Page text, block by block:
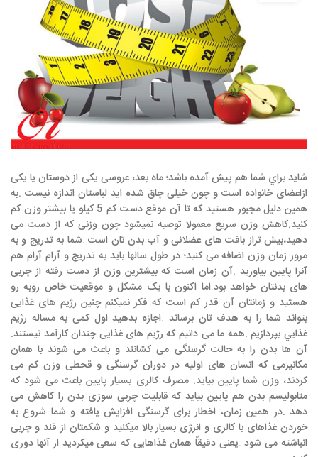
شايد براي شما هم پيش آمده باشد؛ ماه بعد، عروسی یکی از دوستان يا یکی
ازاعضای خانواده است و چون خیلی چاق شده اید لباستان اندازه نيست .به
همین دلیل مجبور هستید که تا آن موقع دست كم5کیلو یا بیشتر وزن کم
کنید.کاهش وزن سریع معمولا توصیه نمیشود چون وزنی که از دست می
دهید،بيش تراز بافت های عضلانی و آب بدن تان است.شما به تدریج و به
مرور زمان وزن اضافه می کنید؛ در طول سالها باید به تدریج و آرام آرام هم
آنرا پایین بیاورید.آن زمان است که بیشترین وزن از دست رفته از چربی
های بدنتان خواهد بود.اما اكنون با یک مشکل و موقعیت خاص روبه رو
هستید و زمانتان آن قدر کم است که فکر نمیکنم چنین رژیم های غذایی
بتواند شما را به هدف تان برساند .اجازه بدهید اول کمی به مساله رژیم
غذايي بپردازیم.همه ما می دانیم که رژیم های غذایی چندان کارآمد نیستند.
آن ها بدن را به حالت گرسنگی می کشانند و باعث می شوند با همان
مکانیزمی که انسان های اولیه در دوران گرسنگی و قحطی وزن کم می
کردند، وزن شما پایین بیاید. مصرف کالری بسیار پایین باعث می شود که
متابولیسم بدن هم پایین بیاید که قابلیت چربی سوزی بدن را کاهش می
دهد.در همین زمان، اخطار برای گرسنگی افزایش یافته و شما شروع به
خوردن غذاهای با کالری و انرژی بسیار بالا میکنید و شکمتان از قند و چربی
انباشته می شود.یعنی دقیقاً همان غذاهایی که سعی میکردید از آنها دوری